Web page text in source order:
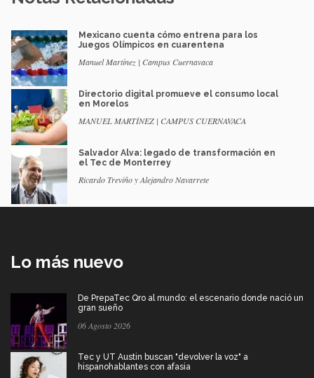
Mexicano cuenta cómo entrena para los
Juegos Olímpicos en cuarentena
Manuel Martínez | Campus Cuernavaca
Directorio digital promueve el consumo local
en Morelos
MANUEL MARTÍNEZ | CAMPUS CUERNAVACA
Salvador Alva: legado de transformación en
el Tec de Monterrey
Ricardo Treviño y Alejandro Navarrete
Lo más nuevo
De PrepaTec Qro al mundo: el escenario donde nació un
gran sueño
06 Agosto 2026
Tec y UT Austin buscan "devolver la voz" a
hispanohablantes con afasia